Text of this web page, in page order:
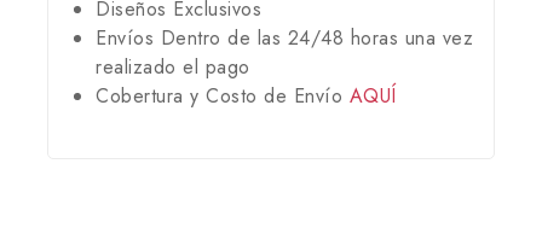
Diseños Exclusivos
Envíos Dentro de las 24/48 horas una vez
realizado el pago
Cobertura y Costo de Envío AQUÍ